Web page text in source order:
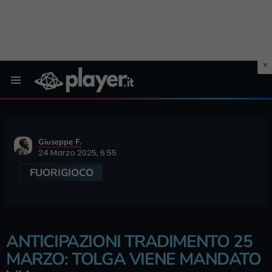
Giuseppe F.
24 Marzo 2025, 6:55
FUORIGIOCO
ANTICIPAZIONI TRADIMENTO 25
MARZO: TOLGA VIENE MANDATO